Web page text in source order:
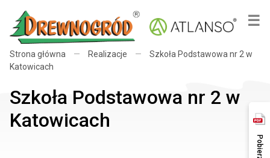
☰
×
Strona główna — Realizacje —
Szkoła Podstawowa nr 2 w
Katowicach
Szkoła Podstawowa nr 2 w
Katowicach